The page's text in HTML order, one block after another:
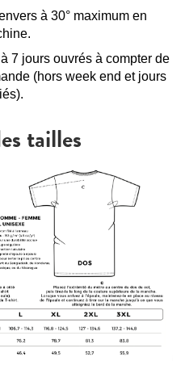
à 30° maximum en
7 jours ouvrés à compter de
(hors week end et jours
tailles